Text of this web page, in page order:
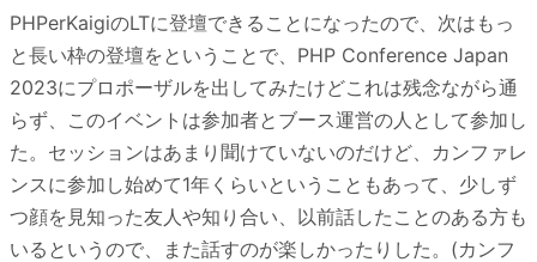
PHPerKaigiのLTに登壇できることになったので、次はもっ
と長い枠の登壇をということで、PHP Conference Japan
2023にプロポーザルを出してみたけどこれは残念ながら通
らず、このイベントは参加者とブース運営の人として参加し
た。セッションはあまり聞けていないのだけど、カンファレ
ンスに参加し始めて1年くらいということもあって、少しず
つ顔を見知った友人や知り合い、以前話したことのある方も
いるというので、また話すのが楽しかったりした。(カンフ